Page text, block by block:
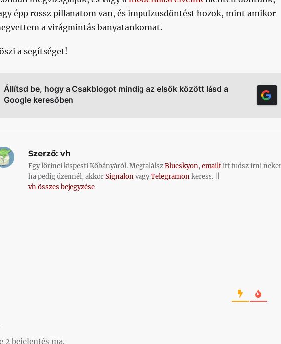
épp rossz pillanatom van, és impulzusdöntést hozok, mint amikor
a virágmintás banyatankomat.
a segítséget!
Állítsd be, hogy a Csakblogot mindig az elsők között lásd a
Google keresőben
Szerző:vh
Egy lőrinci kispesti Kőbányáról. MegtalálszBlueskyon,emailtitt tudsz írni
ha pedig üzennél, akkorSignalonvagyTelegramonkeress. ||
vh összes bejegyzése
2 bejelentés ma.